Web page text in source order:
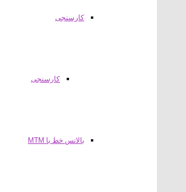
کارسنجی
کارسنجی
بالانس خط با MTM